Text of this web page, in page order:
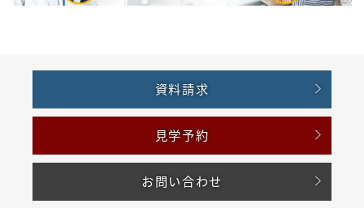
資料請求
見学予約
お問い合わせ